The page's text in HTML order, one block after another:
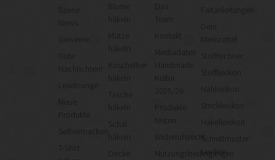
News
Gute
Nachrichten!
Leselounge
Neue
Produkte
Selbermachen
T-Shirt
häkeln
Mütze
häkeln
Kuscheltier
Tasche
häkeln
Das
Team
Kontakt
Mediadaten
Kultur
2025/26
Produkte
testen
Widerrufsrecht
Nutzungsbedingungen
Faltanleitungen
Merkzettel
Stoffrechner
Stofflexikon
Nählexikon
Stricklexikon
Häkellexikon
Schnittmuster-
Lexikon